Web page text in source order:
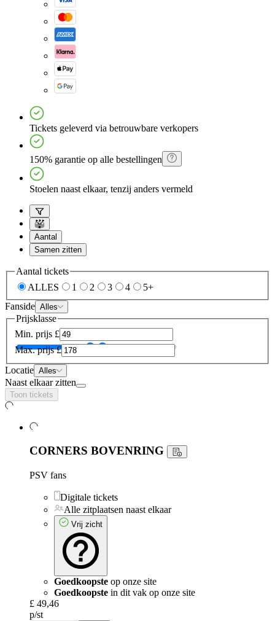
Tickets geleverd via betrouwbare verkopers
150% garantie op alle bestellingen
Stoelen naast elkaar, tenzij anders vermeld
Aantal
Samen zitten
Aantal tickets
ALLES
1 2 3 4
5+
Fanside Alles
Prijsklasse
Min. prijs £
Max. prijs £
Locatie Alles
Naast elkaar zitten
Toon tickets
CORNERS BOVENRING
PSV fans
Digitale tickets
Alle zitplaatsen naast elkaar
Vrij zicht
Goedkoopste op onze site
Goedkoopste in dit vak op onze site
£ 49,46
p/st